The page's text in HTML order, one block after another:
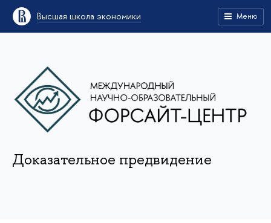
Высшая школа экономики Меню
Доказательное предвидение